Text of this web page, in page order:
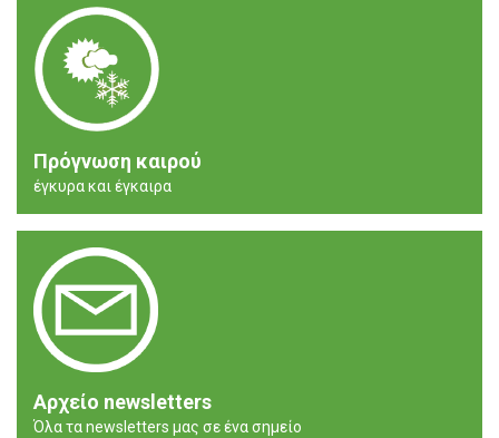
Πρόγνωση καιρού
έγκυρα και έγκαιρα
Αρχείο newsletters
Όλα τα newsletters μας σε ένα σημείο